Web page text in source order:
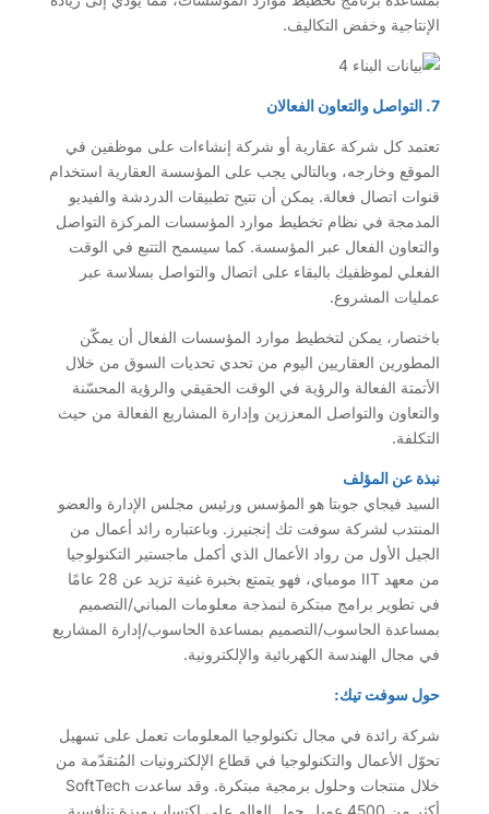
الإنتاجية وخفض التكاليف.
7. التواصل والتعاون الفعالان
تعتمد كل شركة عقارية أو شركة إنشاءات على موظفين في
الموقع وخارجه، وبالتالي يجب على المؤسسة العقارية استخدام
قنوات اتصال فعالة. يمكن أن تتيح تطبيقات الدردشة والفيديو
المدمجة في نظام تخطيط موارد المؤسسات المركزة التواصل
والتعاون الفعال عبر المؤسسة. كما سيسمح التتبع في الوقت
الفعلي لموظفيك بالبقاء على اتصال والتواصل بسلاسة عبر
عمليات المشروع.
باختصار، يمكن لتخطيط موارد المؤسسات الفعال أن يمكّن
المطورين العقاريين اليوم من تحدي تحديات السوق من خلال
الأتمتة الفعالة والرؤية في الوقت الحقيقي والرؤية المحسّنة
والتعاون والتواصل المعززين وإدارة المشاريع الفعالة من حيث
التكلفة.
نبذة عن المؤلف
السيد فيجاي جوبتا هو المؤسس ورئيس مجلس الإدارة والعضو
المنتدب لشركة سوفت تك إنجنيرز. وباعتباره رائد أعمال من
الجيل الأول من رواد الأعمال الذي أكمل ماجستير التكنولوجيا
من معهد IIT مومباي، فهو يتمتع بخبرة غنية تزيد عن 28 عامًا
في تطوير برامج مبتكرة لنمذجة معلومات المباني/التصميم
بمساعدة الحاسوب/التصميم بمساعدة الحاسوب/إدارة المشاريع
في مجال الهندسة الكهربائية والإلكترونية.
حول سوفت تيك:
شركة رائدة في مجال تكنولوجيا المعلومات تعمل على تسهيل
تحوّل الأعمال والتكنولوجيا في قطاع الإلكترونيات المُتقدّمة من
خلال منتجات وحلول برمجية مبتكرة. وقد ساعدت SoftTech
أكثر من 4500 عميل حول العالم على اكتساب ميزة تنافسية